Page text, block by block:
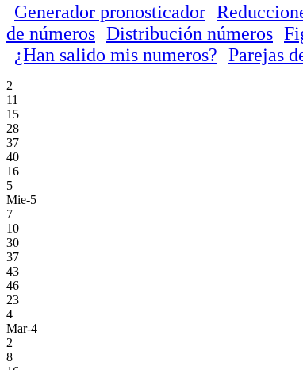
Generador pronosticador
de números Distribución números
¿Han salido mis numeros? Parejas
2
11
15
28
37
40
16
5
Mie-5
7
10
30
37
43
46
23
4
Mar-4
2
8